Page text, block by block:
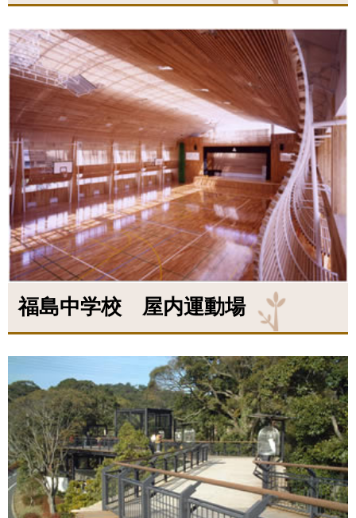
福島中学校 屋内運動場